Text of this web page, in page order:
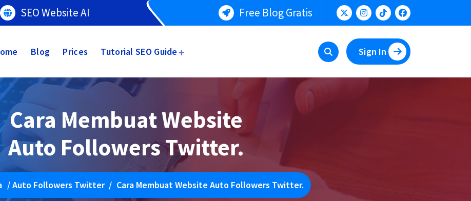
SEO Website AI Free Blog Gratis
Blog Prices Tutorial SEO Guide Sign In
Cara Membuat Website
Auto Followers Twitter.
/Auto Followers Twitter/ Cara Membuat Website Auto Followers Twitter.